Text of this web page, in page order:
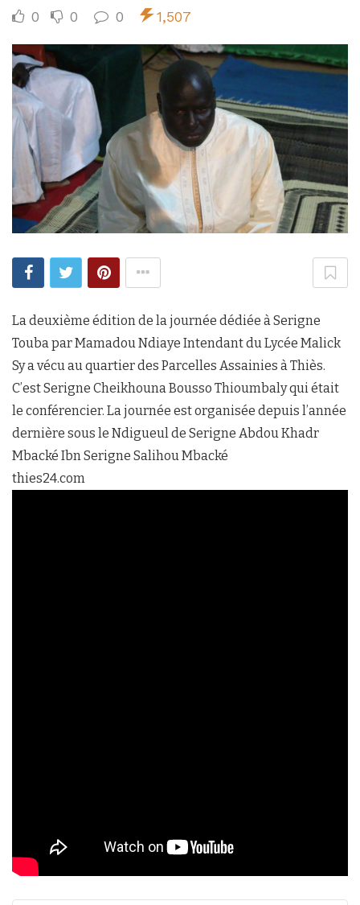
0 0 0 1,507
La deuxième édition de la journée dédiée à Serigne
Touba par Mamadou Ndiaye Intendant du Lycée Malick
Sy a vécu au quartier des Parcelles Assainies à Thiès.
C’est Serigne Cheikhouna Bousso Thioumbaly qui était
le conférencier. La journée est organisée depuis l’année
dernière sous le Ndigueul de Serigne Abdou Khadr
Mbacké Ibn Serigne Salihou Mbacké
thies24.com